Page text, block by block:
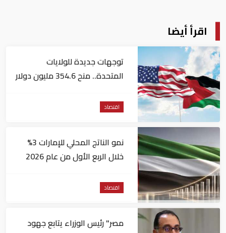
اقرأ أيضا
توجهات جديدة للولايات
المتحدة.. منح 354.6 مليون دولار
اقتصاد
نمو الناتج المحلي للإمارات 3%
خلال الربع الأول من عام 2026
اقتصاد
مصر" رئيس الوزراء يتابع جهود